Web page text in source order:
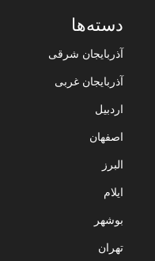
دسته‌ها
آذربایجان شرقی
آذربایجان غربی
اردبیل
اصفهان
البرز
ایلام
بوشهر
تهران